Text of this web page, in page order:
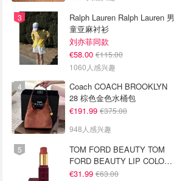
Ralph Lauren Ralph Lauren 男
童亚麻衬衫
刘亦菲同款
€58.00 €115.00
1060人感兴趣
Coach COACH BROOKLYN
28 棕色金色水桶包
€191.99 €375.00
948人感兴趣
TOM FORD BEAUTY TOM
FORD BEAUTY LIP COLOR
SATIN MATTE 裸玫瑰口红
€31.99 €63.00